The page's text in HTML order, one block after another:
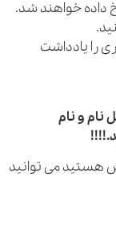
نام
می توانید